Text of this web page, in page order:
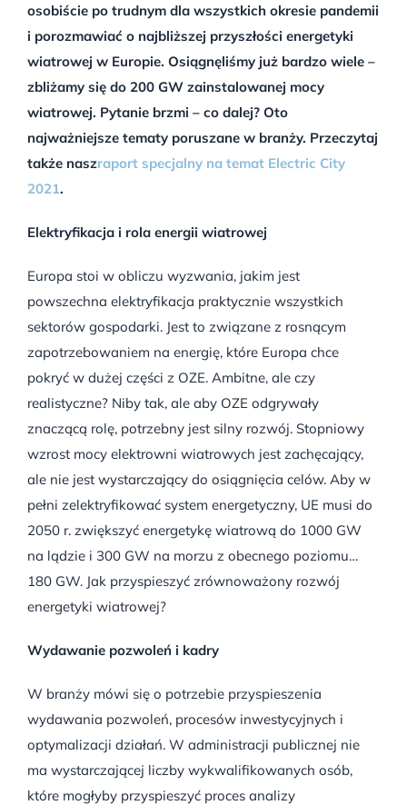
osobiście po trudnym dla wszystkich okresie pandemii
i porozmawiać o najbliższej przyszłości energetyki
wiatrowej w Europie. Osiągnęliśmy już bardzo wiele –
zbliżamy się do 200 GW zainstalowanej mocy
wiatrowej. Pytanie brzmi – co dalej? Oto
najważniejsze tematy poruszane w branży. Przeczytaj
także naszraport specjalny na temat Electric City
2021.
Elektryfikacja i rola energii wiatrowej
Europa stoi w obliczu wyzwania, jakim jest
powszechna elektryfikacja praktycznie wszystkich
sektorów gospodarki. Jest to związane z rosnącym
zapotrzebowaniem na energię, które Europa chce
pokryć w dużej części z OZE. Ambitne, ale czy
realistyczne? Niby tak, ale aby OZE odgrywały
znaczącą rolę, potrzebny jest silny rozwój. Stopniowy
wzrost mocy elektrowni wiatrowych jest zachęcający,
ale nie jest wystarczający do osiągnięcia celów. Aby w
pełni zelektryfikować system energetyczny, UE musi do
2050 r. zwiększyć energetykę wiatrową do 1000 GW
na lądzie i 300 GW na morzu z obecnego poziomu…
180 GW. Jak przyspieszyć zrównoważony rozwój
energetyki wiatrowej?
Wydawanie pozwoleń i kadry
W branży mówi się o potrzebie przyspieszenia
wydawania pozwoleń, procesów inwestycyjnych i
optymalizacji działań. W administracji publicznej nie
ma wystarczającej liczby wykwalifikowanych osób,
które mogłyby przyspieszyć proces analizy